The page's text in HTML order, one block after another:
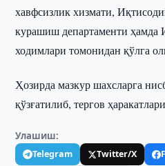
хавфсизлик хизмати,
курашиш департаменти ҳамда
ходимлари томонидан қўлга
Ҳозирда мазкур шахсларга
қўзғатилиб, тергов
Улашиш:
Telegram Twitter/X